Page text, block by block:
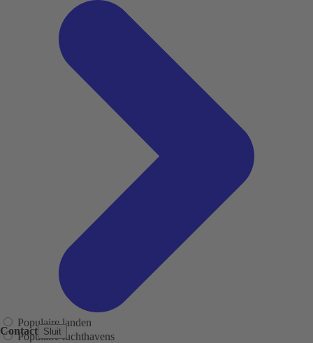
Contact Sluit
Populaire landen
Populaire luchthavens